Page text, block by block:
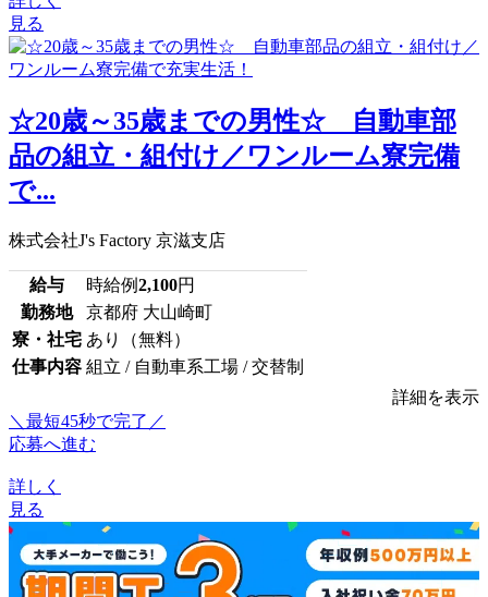
見る
☆20歳～35歳までの男性☆ 自動車部
品の組立・組付け／ワンルーム寮完備
で...
株式会社J's Factory 京滋支店
給与 時給例2,100円
勤務地
京都府 大山崎町
寮・社宅 あり（無料）
仕事内容 組立 / 自動車系工場 / 交替制
詳細を表示
＼最短45秒で完了／
応募へ進む
詳しく
見る